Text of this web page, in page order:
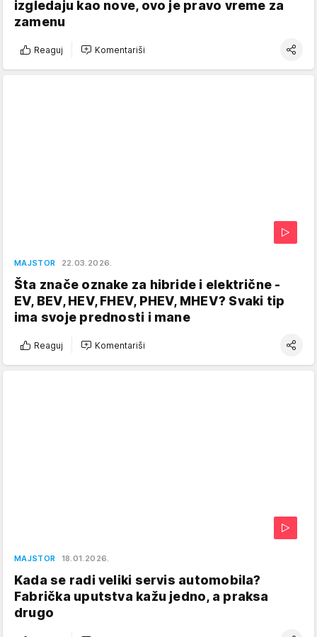
izgledaju kao nove, ovo je pravo vreme za
zamenu
Reaguj Komentariši
MAJSTOR 22.03.2026.
Šta znače oznake za hibride i električne -
EV, BEV, HEV, FHEV, PHEV, MHEV? Svaki tip
ima svoje prednosti i mane
Reaguj Komentariši
MAJSTOR 18.01.2026.
Kada se radi veliki servis automobila?
Fabrička uputstva kažu jedno, a praksa
drugo